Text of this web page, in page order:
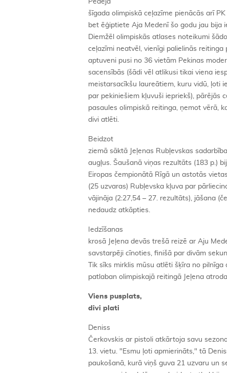
Pēdējā
šīgada olimpiskā ceļazīme pienācās arī
bet ēģiptiete Aja Medenī šo godu jau bija
Diemžēl olimpiskās atlases noteikumi
ceļazīmi neatvēl, vienīgi palielinās reitinga
aptuveni pusi no 36 vietām Pekinas
sacensībās (šādi vēl atlikusi tikai viena
meistarsacīkšu laureātiem, kuru vidū, ļoti
par pekiniešiem kļuvuši iepriekš), pārējās
pasaules olimpiskā reitinga, ņemot vērā,
divi atlēti.
Beidzot
ziemā sāktā Jeļenas Rubļevskas
augļus. Šaušanā viņas rezultāts (183 p.)
Eiropas čempionātā Rīgā un astotās
(25 uzvaras) Rubļevska kļuva par
vājināja (2:27,54 – 27. rezultāts), jāšana
nedaudz atkāpties.
Iedzīšanas
krosā Jeļena devās trešā reizē ar Aju
savstarpēji cīnoties, finišā par divām
Tik sīks mirklis mūsu atlēti šķīra no
patlaban olimpiskajā reitingā Jeļena
Viens pusplats,
divi plati
Deniss
Čerkovskis ar pistoli atkārtoja savu
13. vietu. "Esmu ļoti apmierināts," tā
paukošanā, kurā viņš guva 21 uzvaru un